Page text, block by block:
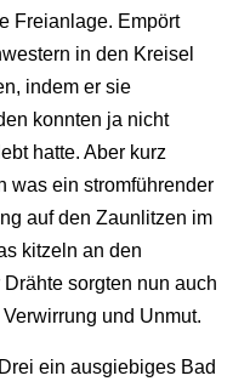
Freianlage. Empört
in den Kreisel
indem er sie
konnten ja nicht
hatte. Aber kurz
was ein stromführender
auf den Zaunlitzen im
kitzeln an den
sorgten nun auch
und Unmut.
ein ausgiebiges Bad